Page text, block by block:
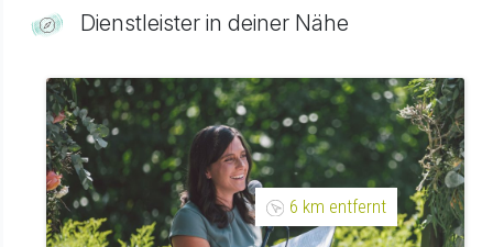
Dienstleister in deiner Nähe
6 km entfernt